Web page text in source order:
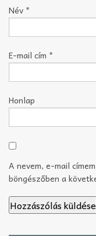
Név *
E-mail cím *
Honlap
A nevem, e-mail
böngészőben a